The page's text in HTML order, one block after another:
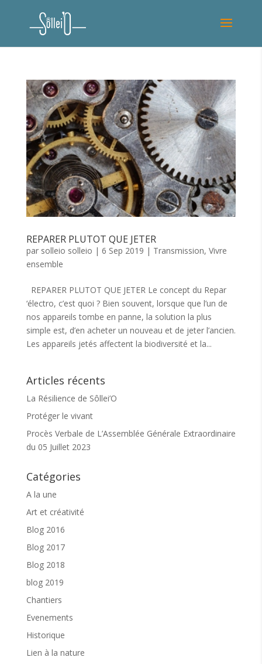
REPARER PLUTOT QUE JETER
par solleio solleio | 6 Sep 2019 | Transmission, Vivre
ensemble
REPARER PLUTOT QUE JETER Le concept du Repar
‘électro, c’est quoi ? Bien souvent, lorsque que l’un de
nos appareils tombe en panne, la solution la plus
simple est, d’en acheter un nouveau et de jeter l’ancien.
Les appareils jetés affectent la biodiversité et la...
Articles récents
La Résilience de Sôllei’O
Protéger le vivant
Procès Verbale de L’Assemblée Générale Extraordinaire
du 05 Juillet 2023
Catégories
A la une
Art et créativité
Blog 2016
Blog 2017
Blog 2018
blog 2019
Chantiers
Evenements
Historique
Lien à la nature